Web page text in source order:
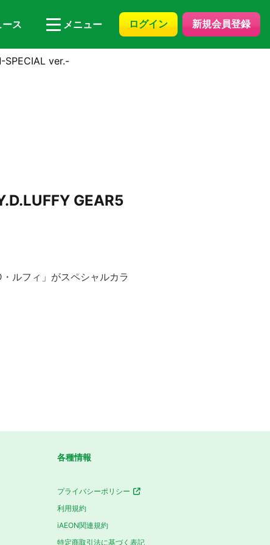
ース メニュー ログイン 新規会員登録
SPECIAL ver.-
GEAR5
ルフィ」がスペシャルカラ
各種情報
プライバシーポリシー
利用規約
iAEON関連規約
特定商取引法に基づく表記